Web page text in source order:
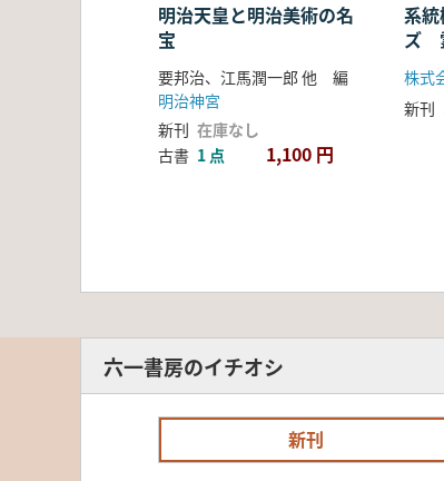
明治天皇と明治美術の名
宝
要邦治、江馬潤一郎 他 編
明治神宮
新刊 在庫なし
古書 1 点 1,100 円
系
ズ
ター
株式
新刊
六一書房のイチオシ
新刊